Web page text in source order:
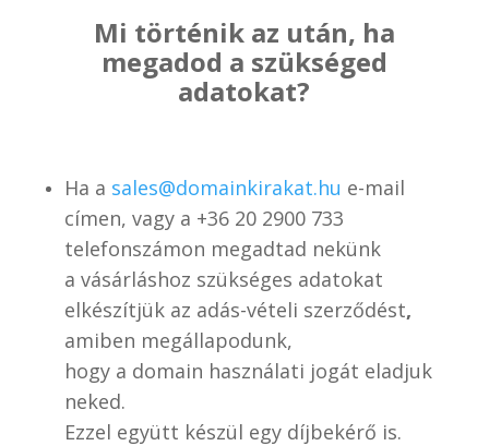
Mi történik az után, ha
megadod a szükséged
adatokat?
Ha a sales@domainkirakat.hu e-mail
címen, vagy a +36 20 2900 733
telefonszámon megadtad nekünk
a vásárláshoz szükséges adatokat
elkészítjük az adás-vételi szerződést,
amiben megállapodunk,
hogy a domain használati jogát eladjuk
neked.
Ezzel együtt készül egy díjbekérő is.